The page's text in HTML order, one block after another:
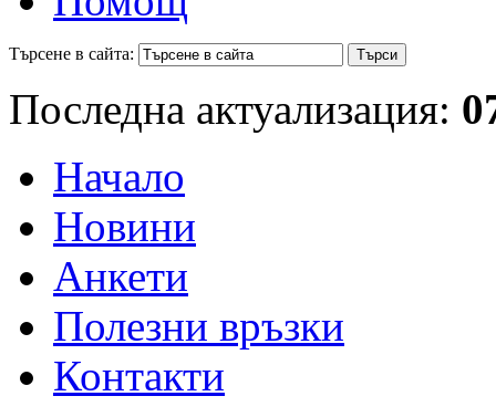
Търсене в сайта:
Последна актуализация:
Начало
Новини
Анкети
Полезни връзки
Контакти